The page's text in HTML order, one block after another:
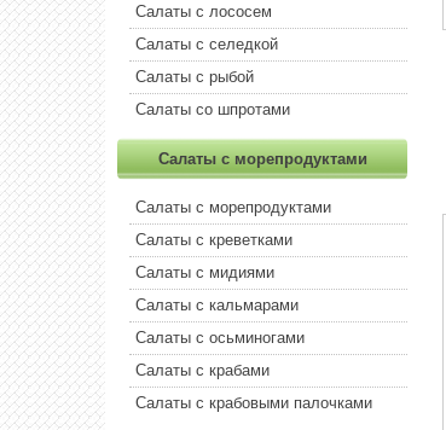
Салаты с лососем
Салаты с селедкой
Салаты с рыбой
Салаты со шпротами
Салаты с морепродуктами
Салаты с морепродуктами
Салаты с креветками
Салаты с мидиями
Салаты с кальмарами
Салаты с осьминогами
Салаты с крабами
Салаты с крабовыми палочками